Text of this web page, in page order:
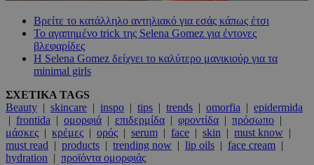
Βρείτε το κατάλληλο αντηλιακό για εσάς κάπως έτσι
Το αγαπημένο trick της Selena Gomez για έντονες
βλεφαρίδες
Η Selena Gomez δείχνει το καλύτερο μανικιούρ για τα
minimal girls
ΣΧΕΤΙΚΑ TAGS
Beauty | skincare | inspo | tips | trends | omorfia | epidermida
| frontida | ομορφιά | επιδερμίδα | φροντίδα | πρόσωπο |
μάσκες | κρέμες | ορός | serum | face | skin | must know |
must read | products | trending now | lip oils | face cream |
hydration | προϊόντα ομορφιάς